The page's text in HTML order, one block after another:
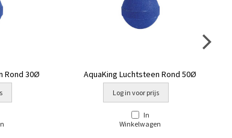
Rond 30Ø AquaKing Luchtsteen Rond 50Ø
Log in voor prijs
In
Winkelwagen